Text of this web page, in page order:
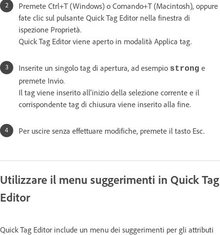
Premete Ctrl+T (Windows) o Comando+T (Macintosh), oppure
fate clic sul pulsante Quick Tag Editor nella finestra di
ispezione Proprietà.
Quick Tag Editor viene aperto in modalità Applica tag.
Inserite un singolo tag di apertura, ad esempio strong e
premete Invio.
Il tag viene inserito all'inizio della selezione corrente e il
corrispondente tag di chiusura viene inserito alla fine.
Per uscire senza effettuare modifiche, premete il tasto Esc.
Utilizzare il menu suggerimenti in Quick Tag
Editor
Quick Tag Editor include un menu dei suggerimenti per gli attributi